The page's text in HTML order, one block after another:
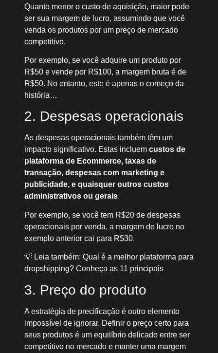
Quanto menor o custo de aquisição, maior pode
ser sua margem de lucro, assumindo que você
venda os produtos por um preço de mercado
competitivo.
Por exemplo, se você adquire um produto por
R$50 e vende por R$100, a margem bruta é de
R$50. No entanto, este é apenas o começo da
história…
2. Despesas operacionais
As despesas operacionais também têm um
impacto significativo. Estas incluem custos de
plataforma de Ecommerce, taxas de
transação, despesas com marketing e
publicidade, e quaisquer outros custos
administrativos ou gerais.
Por exemplo, se você tem R$20 de despesas
operacionais por venda, a margem de lucro no
exemplo anterior cai para R$30.
💡 Leia também: Qual é a melhor plataforma para
dropshipping? Conheça as 11 principais
3. Preço do produto
A estratégia de precificação é outro elemento
impossível de ignorar. Definir o preço certo para
seus produtos é um equilíbrio delicado entre ser
competitivo no mercado e manter uma margem